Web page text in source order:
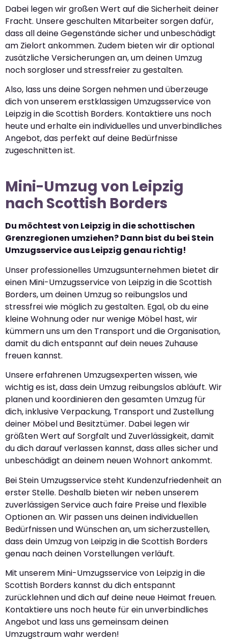
Dabei legen wir großen Wert auf die Sicherheit deiner
Fracht. Unsere geschulten Mitarbeiter sorgen dafür,
dass all deine Gegenstände sicher und unbeschädigt
am Zielort ankommen. Zudem bieten wir dir optional
zusätzliche Versicherungen an, um deinen Umzug
noch sorgloser und stressfreier zu gestalten.
Also, lass uns deine Sorgen nehmen und überzeuge
dich von unserem erstklassigen Umzugsservice von
Leipzig in die Scottish Borders. Kontaktiere uns noch
heute und erhalte ein individuelles und unverbindliches
Angebot, das perfekt auf deine Bedürfnisse
zugeschnitten ist.
Mini-Umzug von Leipzig
nach Scottish Borders
Du möchtest von Leipzig in die schottischen
Grenzregionen umziehen? Dann bist du bei Stein
Umzugsservice aus Leipzig genau richtig!
Unser professionelles Umzugsunternehmen bietet dir
einen Mini-Umzugsservice von Leipzig in die Scottish
Borders, um deinen Umzug so reibungslos und
stressfrei wie möglich zu gestalten. Egal, ob du eine
kleine Wohnung oder nur wenige Möbel hast, wir
kümmern uns um den Transport und die Organisation,
damit du dich entspannt auf dein neues Zuhause
freuen kannst.
Unsere erfahrenen Umzugsexperten wissen, wie
wichtig es ist, dass dein Umzug reibungslos abläuft. Wir
planen und koordinieren den gesamten Umzug für
dich, inklusive Verpackung, Transport und Zustellung
deiner Möbel und Besitztümer. Dabei legen wir
größten Wert auf Sorgfalt und Zuverlässigkeit, damit
du dich darauf verlassen kannst, dass alles sicher und
unbeschädigt an deinem neuen Wohnort ankommt.
Bei Stein Umzugsservice steht Kundenzufriedenheit an
erster Stelle. Deshalb bieten wir neben unserem
zuverlässigen Service auch faire Preise und flexible
Optionen an. Wir passen uns deinen individuellen
Bedürfnissen und Wünschen an, um sicherzustellen,
dass dein Umzug von Leipzig in die Scottish Borders
genau nach deinen Vorstellungen verläuft.
Mit unserem Mini-Umzugsservice von Leipzig in die
Scottish Borders kannst du dich entspannt
zurücklehnen und dich auf deine neue Heimat freuen.
Kontaktiere uns noch heute für ein unverbindliches
Angebot und lass uns gemeinsam deinen
Umzugstraum wahr werden!